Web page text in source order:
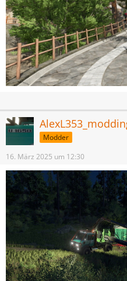
Modder
16. März 2025 um 12:30